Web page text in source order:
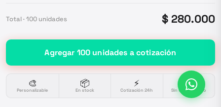
Total · 100 unidades $ 280.000
Agregar 100 unidades a cotización
🎨
Personalizable
📦
En stock
⚡
Cotización 24h
🔒
Sin compromiso